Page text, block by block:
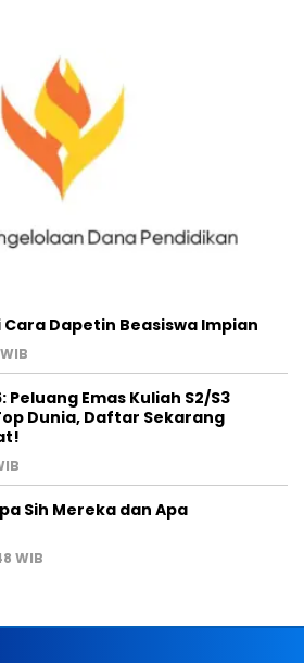
Cara Dapetin Beasiswa Impian
Peluang Emas Kuliah S2/S3
Dunia, Daftar Sekarang
Sih Mereka dan Apa
WIB